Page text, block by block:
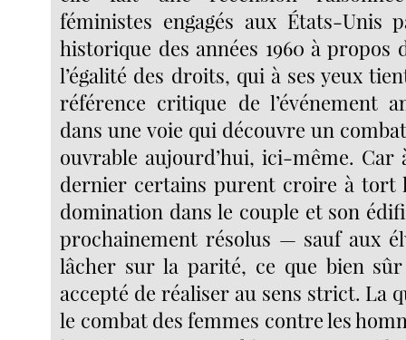
féministes engagés aux États-Unis
historique des années 1960 à propos
l’égalité des droits, qui à ses yeux
référence critique de l’événement
dans une voie qui découvre un
ouvrable aujourd’hui, ici-même. Car
dernier certains purent croire à tort
domination dans le couple et son
prochainement résolus — sauf aux
lâcher sur la parité, ce que bien
accepté de réaliser au sens strict. La
le combat des femmes contre les